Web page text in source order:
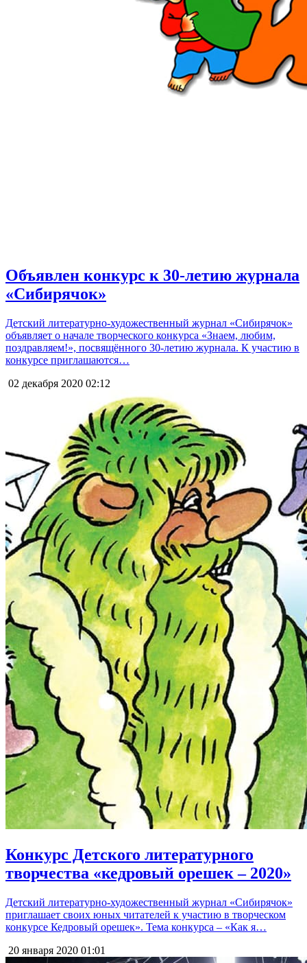
Объявлен конкурс к 30-летию журнала
«Сибирячок»
Детский литературно-художественный журнал «Сибирячок»
объявляет о начале творческого конкурса «Знаем, любим,
поздравляем!», посвящённого 30-летию журнала. К участию в
конкурсе приглашаются…
02 декабря 2020 02:12
Конкурс Детского литературного
творчества «кедровый орешек – 2020»
Детский литературно-художественный журнал «Сибирячок»
приглашает своих юных читателей к участию в творческом
конкурсе Кедровый орешек». Тема конкурса – «Как я…
20 января 2020 01:01